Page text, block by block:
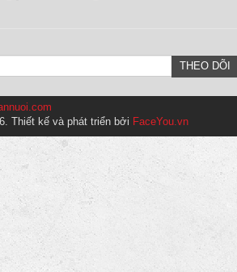
Thiết kế và phát triển bởi FaceYou.vn